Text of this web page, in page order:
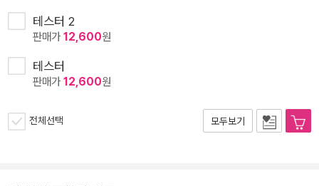
테스터 2
판매가12,600원
테스터
판매가12,600원
전체선택 모두보기